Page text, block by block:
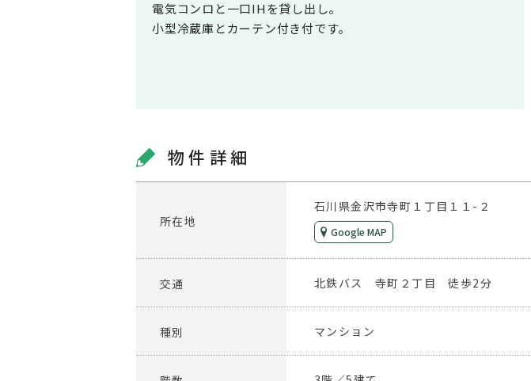
電気コンロと一口IHを貸し出し。
小型冷蔵庫とカーテン付き付です。
物件詳細
所在地
石川県金沢市寺町１丁目１１-２
Google MAP
交通 北鉄バス 寺町２丁目 徒歩2分
種別 マンション